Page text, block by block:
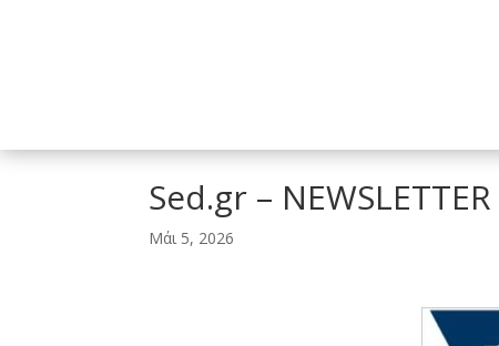
Sed.gr –
Μάι 5, 2026